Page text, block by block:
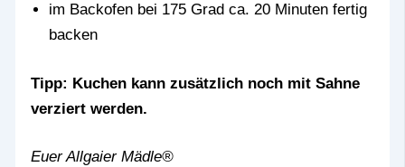
im Backofen bei 175 Grad ca. 20 Minuten fertig
backen
Tipp: Kuchen kann zusätzlich noch mit Sahne
verziert werden.
Euer Allgaier Mädle®